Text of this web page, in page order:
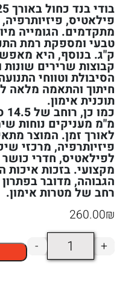
פילאטיס,
ק"ג. בנוסף, היא
קבוצות שרירים שונות
הסיבולת וטווחי
חיתוך והתאמה מלאה
תוכנית אימון.
מ"מ מעניקים נוחות
לאורך זמן. המוצר
פיזיותרפיה, מרכזי
לפילאטיס, חדרי
מקצועי. בזכות איכות
הגבוהה, מדובר בפתרון
רחב של מטרות אימון.
₪
260.00
+ כמות
של
-